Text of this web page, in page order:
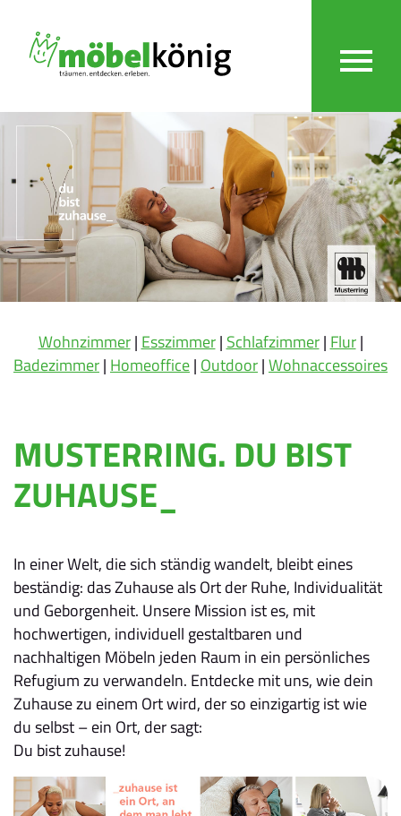
Wohnzimmer| Esszimmer| Schlafzimmer| Flur|
Badezimmer| Homeoffice| Outdoor|Wohnaccessoires
MUSTERRING. DU BIST
ZUHAUSE_
In einer Welt, die sich ständig wandelt, bleibt eines
beständig: das Zuhause als Ort der Ruhe, Individualität
und Geborgenheit. Unsere Mission ist es, mit
hochwertigen, individuell gestaltbaren und
nachhaltigen Möbeln jeden Raum in ein persönliches
Refugium zu verwandeln. Entdecke mit uns, wie dein
Zuhause zu einem Ort wird, der so einzigartig ist wie
du selbst – ein Ort, der sagt:
Du bist zuhause!